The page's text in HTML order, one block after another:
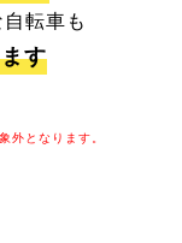
転車も
す
外となります。